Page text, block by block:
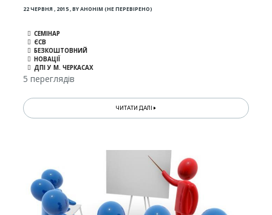
22 ЧЕРВНЯ , 2015,BYАНОНІМ (НЕ ПЕРЕВІРЕНО)
СЕМІНАР
ЄСВ
БЕЗКОШТОВНИЙ
НОВАЦІЇ
ДПІ У М. ЧЕРКАСАХ
5 переглядів
ЧИТАТИ ДАЛІ